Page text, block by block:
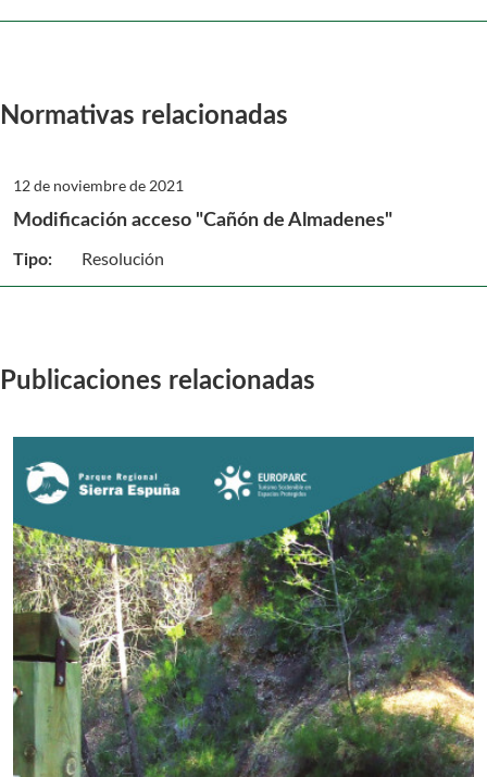
Normativas relacionadas
12 de noviembre de 2021
Modificación acceso "Cañón de Almadenes"
Tipo: Resolución
Publicaciones relacionadas